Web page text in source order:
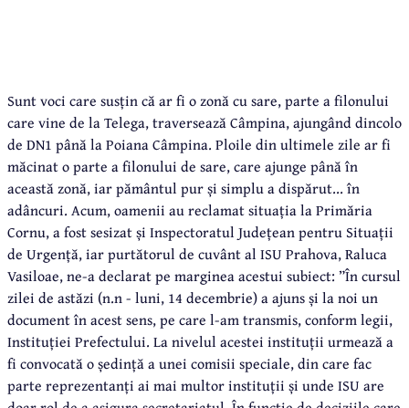
Sunt voci care susțin că ar fi o zonă cu sare, parte a filonului
care vine de la Telega, traversează Câmpina, ajungând dincolo
de DN1 până la Poiana Câmpina. Ploile din ultimele zile ar fi
măcinat o parte a filonului de sare, care ajunge până în
această zonă, iar pământul pur și simplu a dispărut... în
adâncuri. Acum, oamenii au reclamat situația la Primăria
Cornu, a fost sesizat și Inspectoratul Județean pentru Situații
de Urgență, iar purtătorul de cuvânt al ISU Prahova, Raluca
Vasiloae, ne-a declarat pe marginea acestui subiect: ”În cursul
zilei de astăzi (n.n - luni, 14 decembrie) a ajuns și la noi un
document în acest sens, pe care l-am transmis, conform legii,
Instituției Prefectului. La nivelul acestei instituții urmează a
fi convocată o ședință a unei comisii speciale, din care fac
parte reprezentanți ai mai multor instituții și unde ISU are